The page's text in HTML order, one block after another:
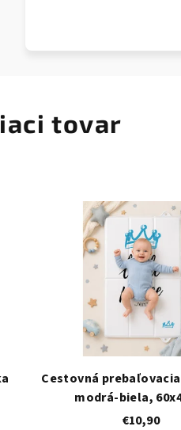
tovar
Cestovná
modrá-biela,
€10,90